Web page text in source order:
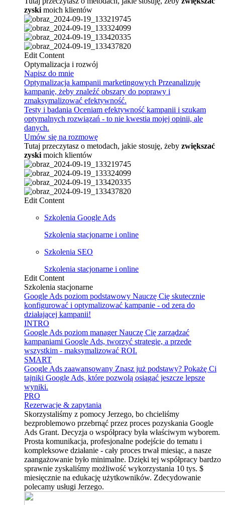
zyski moich klientów
Edit Content
Optymalizacja i rozwój
Napisz do mnie
Optymalizacja kampanii marketingowych Przeanalizuję
kampanię, żeby znaleźć obszary do poprawy i
zmaksymalizować efektywność.
Testy i badania Oceniam efektywność kampanii i szukam
optymalnych rozwiązań - to nie kwestia mojej opinii, ale
danych.
Umów się na rozmowę
Tutaj przeczytasz o metodach, jakie stosuję, żeby zwiększać
zyski moich klientów
Edit Content
Szkolenia Google Ads
Szkolenia stacjonarne i online
Szkolenia SEO
Szkolenia stacjonarne i online
Edit Content
Szkolenia stacjonarne
Google Ads poziom podstawowy Nauczę Cię skutecznie
konfigurować i optymalizować kampanie - od zera do
działającej kampanii!
INTRO
Google Ads poziom manager Nauczę Cię zarządzać
kampaniami Google Ads, tworzyć strategie, a przede
wszystkim - maksymalizować ROI.
SMART
Google Ads zaawansowany Znasz już podstawy? Pokażę Ci
tajniki Google Ads, które pozwolą osiągać jeszcze lepsze
wyniki.
PRO
Rezerwacje & zapytania
Skorzystaliśmy z pomocy Jerzego, bo chcieliśmy
bezproblemowo przebrnąć przez proces pozyskania Google
Ads Grant. Decyzja o współpracy była właściwym wyborem.
Prosta komunikacja, profesjonalne podejście do tematu i
kompleksowe działanie - cały proces trwał miesiąc, a nasze
zaangażowanie było minimalne. Dzięki tej współpracy bardzo
sprawnie zyskaliśmy możliwość wykorzystania 10 tys. $
miesięcznie na edukację użytkowników. Zdecydowanie
polecamy usługi Jerzego.